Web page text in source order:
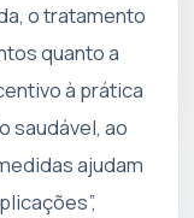
o tratamento
quanto a
à prática
saudável, ao
ajudam